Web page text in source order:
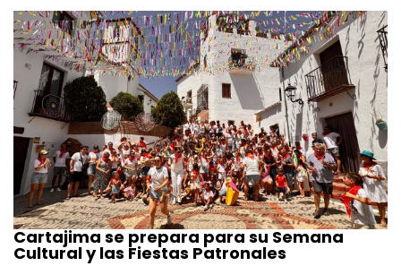
Cartajima se prepara para su Semana
Cultural y las Fiestas Patronales